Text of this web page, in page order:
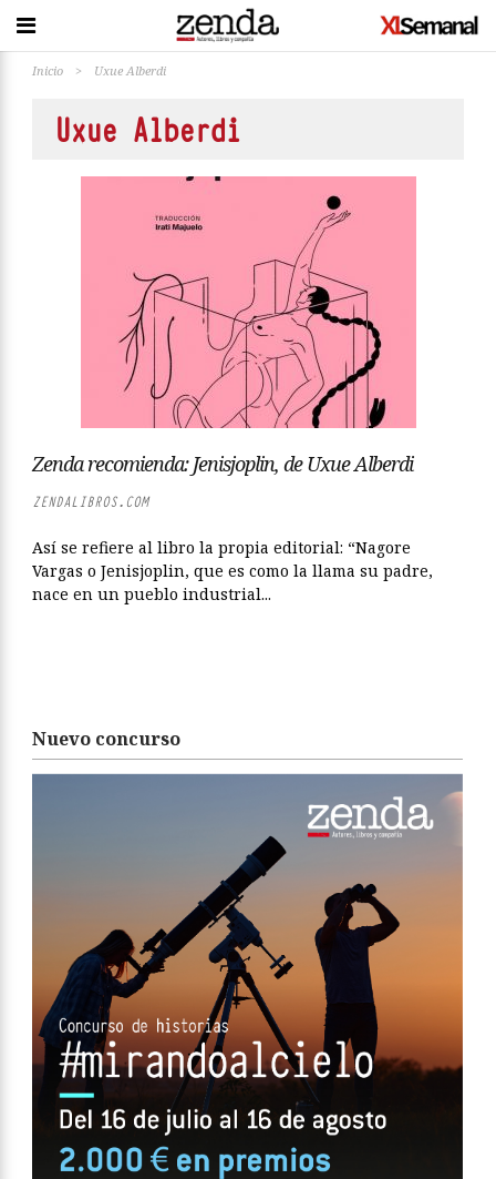
Inicio > Uxue Alberdi
Uxue Alberdi
Zenda recomienda: Jenisjoplin, de Uxue Alberdi
ZENDALIBROS.COM
Así se refiere al libro la propia editorial: “Nagore
Vargas o Jenisjoplin, que es como la llama su padre,
nace en un pueblo industrial...
Nuevo concurso